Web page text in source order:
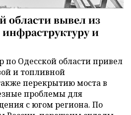
области вывел из
и
Одесской области привел
и топливной
перекрытию моста в
проблемы для
с югом региона. По